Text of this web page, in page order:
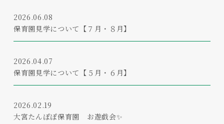
2026.06.08
保育園見学について【７月・８月】
2026.04.07
保育園見学について【５月・６月】
2026.02.19
大宮たんぽぽ保育園 お遊戯会✨